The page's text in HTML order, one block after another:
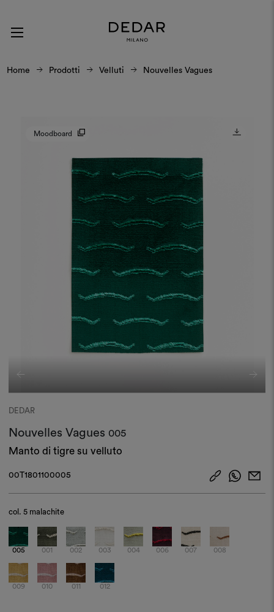
Home Prodotti Velluti Nouvelles Vagues
Moodboard
DEDAR
Nouvelles Vagues 005
Manto di tigre su velluto
00T1801100005
col.5 malachite
005 001 002 003 004 006 007 008
009 010 011 012